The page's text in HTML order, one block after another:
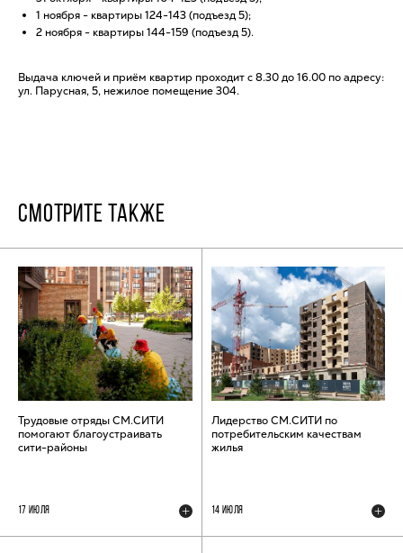
1 ноября - квартиры 124-143 (подъезд 5);
2 ноября - квартиры 144-159 (подъезд 5).
Выдача ключей и приём квартир проходит с 8.30 до 16.00 по адресу:
ул. Парусная, 5, нежилое помещение 304.
СМОТРИТЕ ТАКЖЕ
Трудовые отряды СМ.СИТИ
помогают благоустраивать
сити-районы
17 ИЮЛЯ
Лидерство СМ.СИТИ по
потребительским качествам
жилья
14 ИЮЛЯ